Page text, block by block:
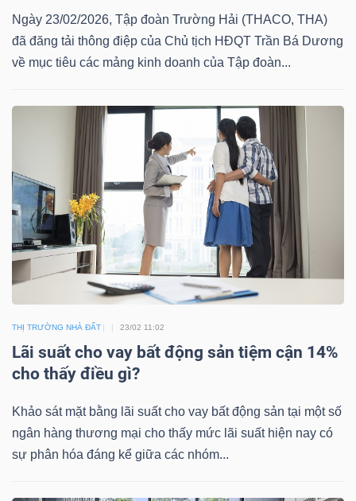
Ngày 23/02/2026, Tập đoàn Trường Hải (THACO, THA)
đã đăng tải thông điệp của Chủ tịch HĐQT Trần Bá Dương
về mục tiêu các mảng kinh doanh của Tập đoàn...
THỊ TRƯỜNG NHÀ ĐẤT 23/02 11:02
Lãi suất cho vay bất động sản tiệm cận 14%
cho thấy điều gì?
Khảo sát mặt bằng lãi suất cho vay bất động sản tại một số
ngân hàng thương mại cho thấy mức lãi suất hiện nay có
sự phân hóa đáng kể giữa các nhóm...
SINH
CÔNG
CỤ
ĐẦU
XUẤT
LIỆU
Ngành